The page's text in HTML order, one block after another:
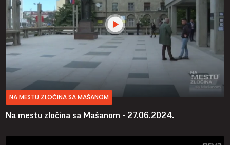
NA MESTU ZLOČINA SA MAŠANOM
Na mestu zločina sa Mašanom - 27.06.2024.